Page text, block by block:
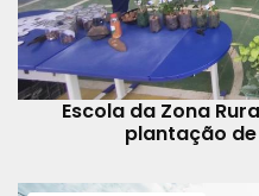
Escola da Zona
plantação